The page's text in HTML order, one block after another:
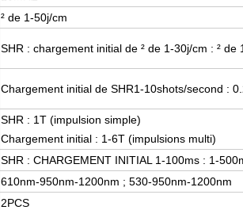
² de 1-50j/cm
SHR : chargement initial de ² de 1-30j/cm : ² de
Chargement initial de SHR1-10shots/second :
SHR : 1T (impulsion simple)
Chargement initial : 1-6T (impulsions multi)
SHR : CHARGEMENT INITIAL 1-100ms : 1-
610nm-950nm-1200nm ; 530-950nm-1200nm
2PCS